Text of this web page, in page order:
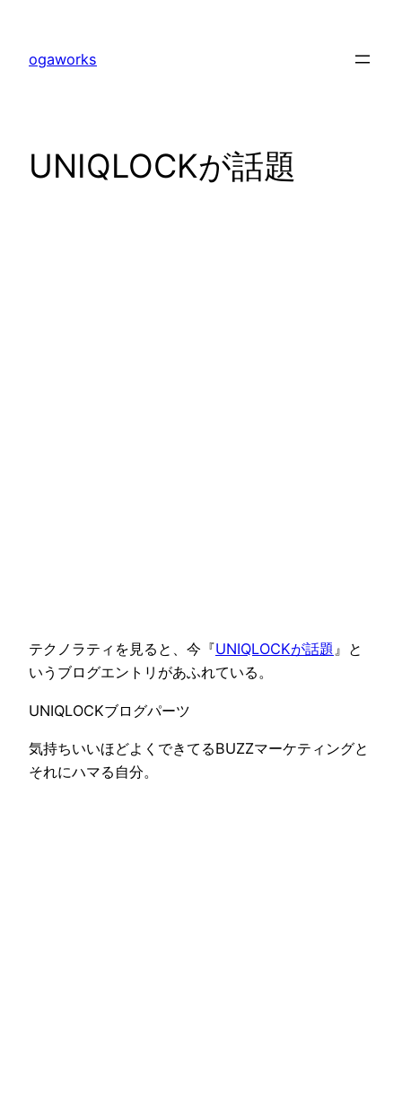
ogaworks
UNIQLOCKが話題
テクノラティを見ると、今『UNIQLOCKが話題』と
いうブログエントリがあふれている。
UNIQLOCKブログパーツ
気持ちいいほどよくできてるBUZZマーケティングと
それにハマる自分。